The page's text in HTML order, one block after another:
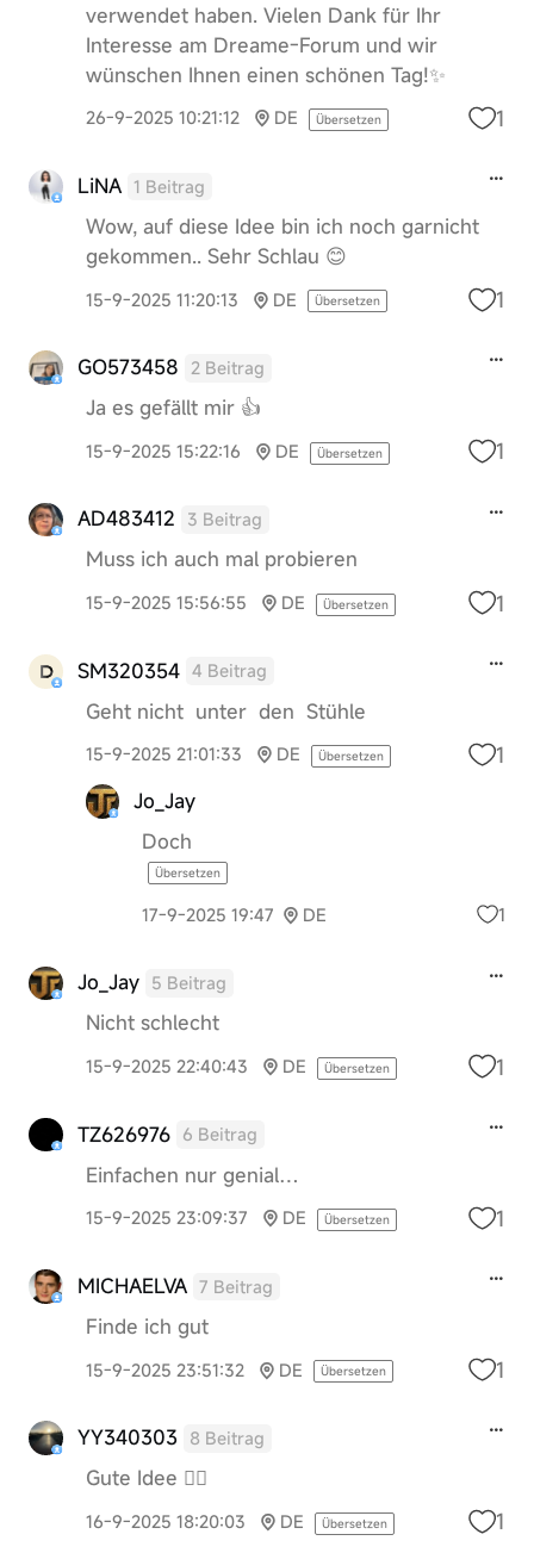
verwendet haben. Vielen Dank für Ihr
Interesse am Dreame-Forum und wir
wünschen Ihnen einen schönen Tag!✨
26-9-2025 10:21:12 DE Übersetzen 1
LiNA 1 Beitrag
Wow, auf diese Idee bin ich noch garnicht
gekommen.. Sehr Schlau 😊
15-9-2025 11:20:13 DE Übersetzen 1
GO573458 2 Beitrag
Ja es gefällt mir 👍
15-9-2025 15:22:16 DE Übersetzen 1
AD483412 3 Beitrag
Muss ich auch mal probieren
15-9-2025 15:56:55 DE Übersetzen 1
SM320354 4 Beitrag
Geht nicht unter den Stühle
15-9-2025 21:01:33 DE Übersetzen 1
Jo_Jay
Doch
Übersetzen
17-9-2025 19:47 DE 1
Jo_Jay 5 Beitrag
Nicht schlecht
15-9-2025 22:40:43 DE Übersetzen 1
TZ626976 6 Beitrag
Einfachen nur genial…
15-9-2025 23:09:37 DE Übersetzen 1
MICHAELVA 7 Beitrag
Finde ich gut
15-9-2025 23:51:32 DE Übersetzen 1
YY340303 8 Beitrag
Gute Idee 👍🏻
16-9-2025 18:20:03 DE Übersetzen 1